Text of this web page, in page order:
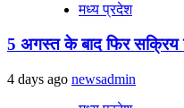
मध्य प्रदेश
5 अगस्त के बाद फिर सक्रिय
4 days ago newsadmin